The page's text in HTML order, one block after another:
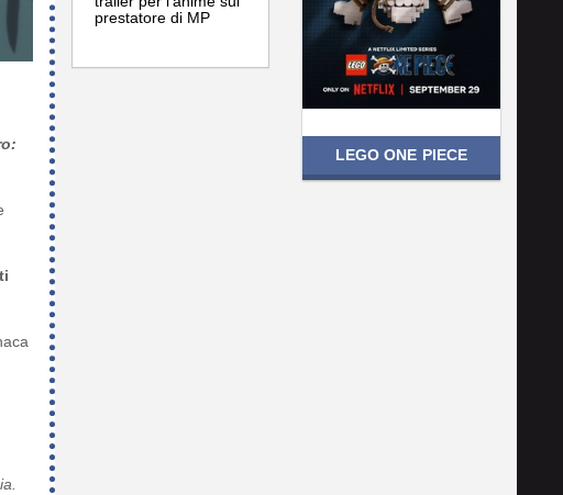
prestatore di MP
LEGO ONE PIECE